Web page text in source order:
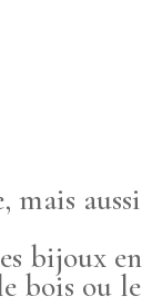
bijoux
bois ou